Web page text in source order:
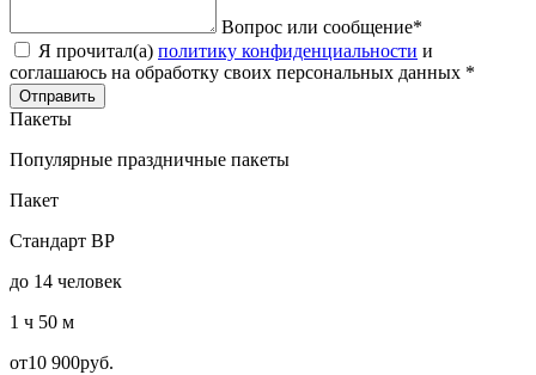
Вопрос или сообщение*
Я прочитал(а) политику конфиденциальности и
соглашаюсь на обработку своих персональных данных *
Отправить
Пакеты
Популярные праздничные пакеты
Пакет
Стандарт ВР
до 14 человек
1 ч 50 м
от10 900руб.